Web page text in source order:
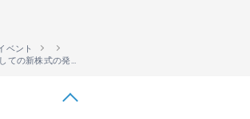
ベント
譲渡制限付株式報酬としての新株式の発行に関するお知らせ